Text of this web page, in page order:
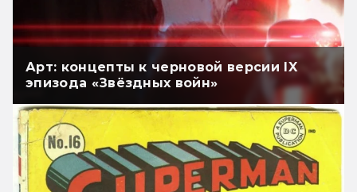
Арт: концепты к черновой версии IX
эпизода «Звёздных войн»